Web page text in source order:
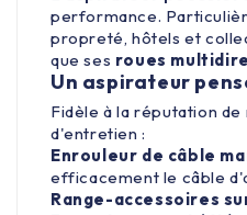
performance.
propreté, hôtels et
que ses roues
Un aspirateur
Fidèle à la réputation
d'entretien :
Enrouleur de câble
efficacement le câble
Range-accessoires